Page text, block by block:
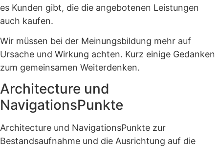
es Kunden gibt, die die angebotenen Leistungen
auch kaufen.
Wir müssen bei der Meinungsbildung mehr auf
Ursache und Wirkung achten. Kurz einige Gedanken
zum gemeinsamen Weiterdenken.
Architecture und
NavigationsPunkte
Architecture und NavigationsPunkte zur
Bestandsaufnahme und die Ausrichtung auf die